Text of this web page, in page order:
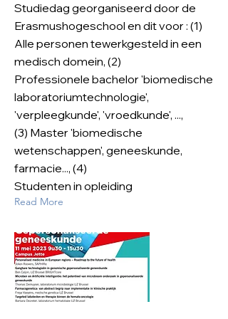
Studiedag georganiseerd door de
Erasmushogeschool en dit voor : (1)
Alle personen tewerkgesteld in een
medisch domein, (2)
Professionele bachelor 'biomedische
laboratoriumtechnologie',
'verpleegkunde', 'vroedkunde', ...,
(3) Master 'biomedische
wetenschappen', geneeskunde,
farmacie..., (4)
Studenten in opleiding
Read More